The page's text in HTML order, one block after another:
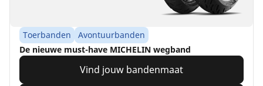
Toerbanden
Avontuurbanden
De nieuwe must-have MICHELIN wegband
Vind jouw bandenmaat